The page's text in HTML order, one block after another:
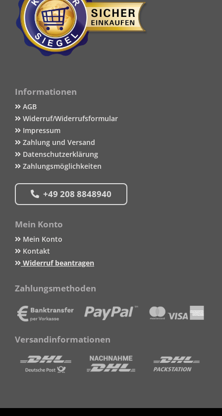
Informationen
AGB
Widerruf/Widerrufsformular
Impressum
Zahlung und Versand
Datenschutzerklärung
Zahlungsmöglichkeiten
+49 208 8848940
Mein Konto
Mein Konto
Kontakt
Widerruf beantragen
Zahlungsmethoden
Versandinformationen